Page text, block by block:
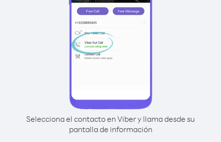
Selecciona el contacto en Viber y llama desde su
pantalla de información